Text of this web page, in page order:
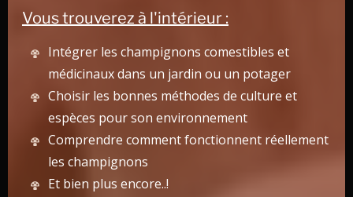
Illustration d’une fôret mixte en mycosylviculture
La gestion à moyen et long terme
Durant les 2 premières années, il est essentiel de
Vous trouverez à l'intérieur :
Intégrer les champignons comestibles et
médicinaux dans un jardin ou un potager
Choisir les bonnes méthodes de culture et
espèces pour son environnement
Comprendre comment fonctionnent réellement
les champignons
Et bien plus encore..!